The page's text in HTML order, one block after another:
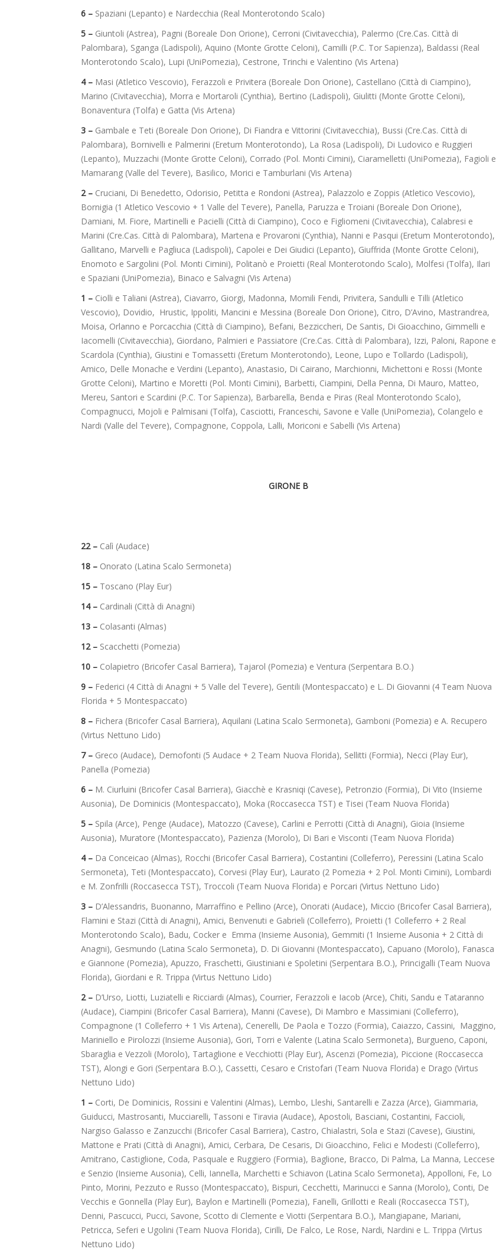
6 – Spaziani (Lepanto) e Nardecchia (Real Monterotondo Scalo)
5 – Giuntoli (Astrea), Pagni (Boreale Don Orione), Cerroni (Civitavecchia), Palermo (Cre.Cas. Città di
Palombara), Sganga (Ladispoli), Aquino (Monte Grotte Celoni), Camilli (P.C. Tor Sapienza), Baldassi (Real
Monterotondo Scalo), Lupi (UniPomezia), Cestrone, Trinchi e Valentino (Vis Artena)
4 – Masi (Atletico Vescovio), Ferazzoli e Privitera (Boreale Don Orione), Castellano (Città di Ciampino),
Marino (Civitavecchia), Morra e Mortaroli (Cynthia), Bertino (Ladispoli), Giulitti (Monte Grotte Celoni),
Bonaventura (Tolfa) e Gatta (Vis Artena)
3 – Gambale e Teti (Boreale Don Orione), Di Fiandra e Vittorini (Civitavecchia), Bussi (Cre.Cas. Città di
Palombara), Bornivelli e Palmerini (Eretum Monterotondo), La Rosa (Ladispoli), Di Ludovico e Ruggieri
(Lepanto), Muzzachi (Monte Grotte Celoni), Corrado (Pol. Monti Cimini), Ciaramelletti (UniPomezia), Fagioli e
Mamarang (Valle del Tevere), Basilico, Morici e Tamburlani (Vis Artena)
2 – Cruciani, Di Benedetto, Odorisio, Petitta e Rondoni (Astrea), Palazzolo e Zoppis (Atletico Vescovio),
Bornigia (1 Atletico Vescovio + 1 Valle del Tevere), Panella, Paruzza e Troiani (Boreale Don Orione),
Damiani, M. Fiore, Martinelli e Pacielli (Città di Ciampino), Coco e Figliomeni (Civitavecchia), Calabresi e
Marini (Cre.Cas. Città di Palombara), Martena e Provaroni (Cynthia), Nanni e Pasqui (Eretum Monterotondo),
Gallitano, Marvelli e Pagliuca (Ladispoli), Capolei e Dei Giudici (Lepanto), Giuffrida (Monte Grotte Celoni),
Enomoto e Sargolini (Pol. Monti Cimini), Politanò e Proietti (Real Monterotondo Scalo), Molfesi (Tolfa), Ilari
e Spaziani (UniPomezia), Binaco e Salvagni (Vis Artena)
1 – Ciolli e Taliani (Astrea), Ciavarro, Giorgi, Madonna, Momili Fendi, Privitera, Sandulli e Tilli (Atletico
Vescovio), Dovidio, Hrustic, Ippoliti, Mancini e Messina (Boreale Don Orione), Citro, D’Avino, Mastrandrea,
Moisa, Orlanno e Porcacchia (Città di Ciampino), Befani, Bezziccheri, De Santis, Di Gioacchino, Gimmelli e
Iacomelli (Civitavecchia), Giordano, Palmieri e Passiatore (Cre.Cas. Città di Palombara), Izzi, Paloni, Rapone e
Scardola (Cynthia), Giustini e Tomassetti (Eretum Monterotondo), Leone, Lupo e Tollardo (Ladispoli),
Amico, Delle Monache e Verdini (Lepanto), Anastasio, Di Cairano, Marchionni, Michettoni e Rossi (Monte
Grotte Celoni), Martino e Moretti (Pol. Monti Cimini), Barbetti, Ciampini, Della Penna, Di Mauro, Matteo,
Mereu, Santori e Scardini (P.C. Tor Sapienza), Barbarella, Benda e Piras (Real Monterotondo Scalo),
Compagnucci, Mojoli e Palmisani (Tolfa), Casciotti, Franceschi, Savone e Valle (UniPomezia), Colangelo e
Nardi (Valle del Tevere), Compagnone, Coppola, Lalli, Moriconi e Sabelli (Vis Artena)
GIRONE B
22 – Calì (Audace)
18 – Onorato (Latina Scalo Sermoneta)
15 – Toscano (Play Eur)
14 – Cardinali (Città di Anagni)
13 – Colasanti (Almas)
12 – Scacchetti (Pomezia)
10 – Colapietro (Bricofer Casal Barriera), Tajarol (Pomezia) e Ventura (Serpentara B.O.)
9 – Federici (4 Città di Anagni + 5 Valle del Tevere), Gentili (Montespaccato) e L. Di Giovanni (4 Team Nuova
Florida + 5 Montespaccato)
8 – Fichera (Bricofer Casal Barriera), Aquilani (Latina Scalo Sermoneta), Gamboni (Pomezia) e A. Recupero
(Virtus Nettuno Lido)
7 – Greco (Audace), Demofonti (5 Audace + 2 Team Nuova Florida), Sellitti (Formia), Necci (Play Eur),
Panella (Pomezia)
6 – M. Ciurluini (Bricofer Casal Barriera), Giacchè e Krasniqi (Cavese), Petronzio (Formia), Di Vito (Insieme
Ausonia), De Dominicis (Montespaccato), Moka (Roccasecca TST) e Tisei (Team Nuova Florida)
5 – Spila (Arce), Penge (Audace), Matozzo (Cavese), Carlini e Perrotti (Città di Anagni), Gioia (Insieme
Ausonia), Muratore (Montespaccato), Pazienza (Morolo), Di Bari e Visconti (Team Nuova Florida)
4 – Da Conceicao (Almas), Rocchi (Bricofer Casal Barriera), Costantini (Colleferro), Peressini (Latina Scalo
Sermoneta), Teti (Montespaccato), Corvesi (Play Eur), Laurato (2 Pomezia + 2 Pol. Monti Cimini), Lombardi
e M. Zonfrilli (Roccasecca TST), Troccoli (Team Nuova Florida) e Porcari (Virtus Nettuno Lido)
3 – D’Alessandris, Buonanno, Marraffino e Pellino (Arce), Onorati (Audace), Miccio (Bricofer Casal Barriera),
Flamini e Stazi (Città di Anagni), Amici, Benvenuti e Gabrieli (Colleferro), Proietti (1 Colleferro + 2 Real
Monterotondo Scalo), Badu, Cocker e Emma (Insieme Ausonia), Gemmiti (1 Insieme Ausonia + 2 Città di
Anagni), Gesmundo (Latina Scalo Sermoneta), D. Di Giovanni (Montespaccato), Capuano (Morolo), Fanasca
e Giannone (Pomezia), Apuzzo, Fraschetti, Giustiniani e Spoletini (Serpentara B.O.), Princigalli (Team Nuova
Florida), Giordani e R. Trippa (Virtus Nettuno Lido)
2 – D’Urso, Liotti, Luziatelli e Ricciardi (Almas), Courrier, Ferazzoli e Iacob (Arce), Chiti, Sandu e Tataranno
(Audace), Ciampini (Bricofer Casal Barriera), Manni (Cavese), Di Mambro e Massimiani (Colleferro),
Compagnone (1 Colleferro + 1 Vis Artena), Cenerelli, De Paola e Tozzo (Formia), Caiazzo, Cassini, Maggino,
Mariniello e Pirolozzi (Insieme Ausonia), Gori, Torri e Valente (Latina Scalo Sermoneta), Burgueno, Caponi,
Sbaraglia e Vezzoli (Morolo), Tartaglione e Vecchiotti (Play Eur), Ascenzi (Pomezia), Piccione (Roccasecca
TST), Alongi e Gori (Serpentara B.O.), Cassetti, Cesaro e Cristofari (Team Nuova Florida) e Drago (Virtus
Nettuno Lido)
1 – Corti, De Dominicis, Rossini e Valentini (Almas), Lembo, Lleshi, Santarelli e Zazza (Arce), Giammaria,
Guiducci, Mastrosanti, Mucciarelli, Tassoni e Tiravia (Audace), Apostoli, Basciani, Costantini, Faccioli,
Nargiso Galasso e Zanzucchi (Bricofer Casal Barriera), Castro, Chialastri, Sola e Stazi (Cavese), Giustini,
Mattone e Prati (Città di Anagni), Amici, Cerbara, De Cesaris, Di Gioacchino, Felici e Modesti (Colleferro),
Amitrano, Castiglione, Coda, Pasquale e Ruggiero (Formia), Baglione, Bracco, Di Palma, La Manna, Leccese
e Senzio (Insieme Ausonia), Celli, Iannella, Marchetti e Schiavon (Latina Scalo Sermoneta), Appolloni, Fe, Lo
Pinto, Morini, Pezzuto e Russo (Montespaccato), Bispuri, Cecchetti, Marinucci e Sanna (Morolo), Conti, De
Vecchis e Gonnella (Play Eur), Baylon e Martinelli (Pomezia), Fanelli, Grillotti e Reali (Roccasecca TST),
Denni, Pascucci, Pucci, Savone, Scotto di Clemente e Viotti (Serpentara B.O.), Mangiapane, Mariani,
Petricca, Seferi e Ugolini (Team Nuova Florida), Cirilli, De Falco, Le Rose, Nardi, Nardini e L. Trippa (Virtus
Nettuno Lido)